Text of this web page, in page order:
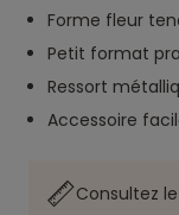
Forme fleur
Petit format
Ressort
Accessoire
Consultez le